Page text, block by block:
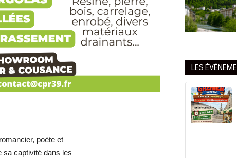
poète et
sa captivité dans les
LES